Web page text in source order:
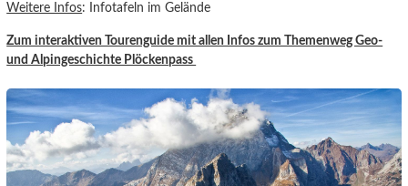
Weitere Infos: Infotafeln im Gelände
Zum interaktiven Tourenguide mit allen Infos zum Themenweg Geo-
und Alpingeschichte Plöckenpass